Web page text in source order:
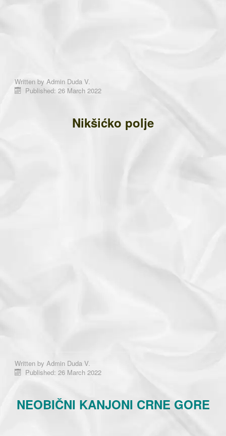
Written by Admin Duda V.
Published: 26 March 2022
Nikšićko polje
Written by Admin Duda V.
Published: 26 March 2022
NEOBIČNI KANJONI CRNE GORE